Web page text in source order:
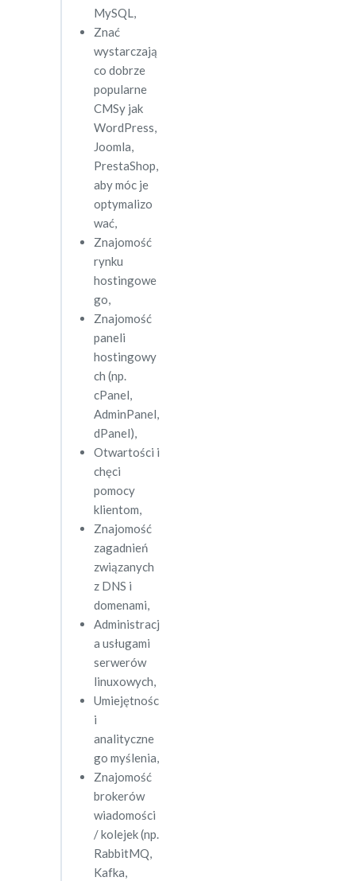
MySQL,
Znać
wystarczają
co dobrze
popularne
CMSy jak
WordPress,
Joomla,
PrestaShop,
aby móc je
optymalizo
wać,
Znajomość
rynku
hostingowe
go,
Znajomość
paneli
hostingowy
ch (np.
cPanel,
AdminPanel,
dPanel),
Otwartości i
chęci
pomocy
klientom,
Znajomość
zagadnień
związanych
z DNS i
domenami,
Administracj
a usługami
serwerów
linuxowych,
Umiejętnośc
i
analityczne
go myślenia,
Znajomość
brokerów
wiadomości
/ kolejek (np.
RabbitMQ,
Kafka,